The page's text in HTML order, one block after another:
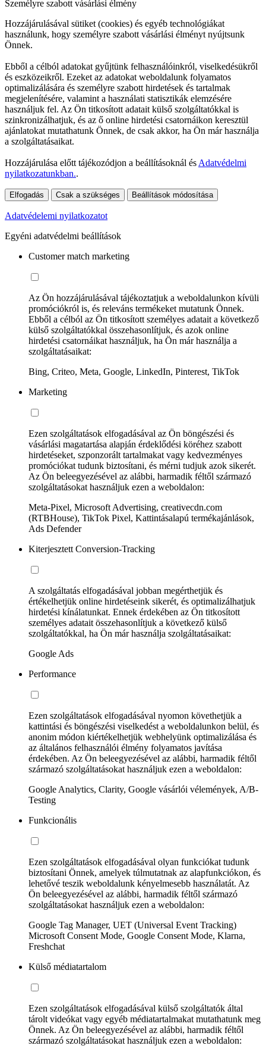
Személyre szabott vásárlási élmény
Hozzájárulásával sütiket (cookies) és egyéb technológiákat
használunk, hogy személyre szabott vásárlási élményt nyújtsunk
Önnek.
Ebből a célból adatokat gyűjtünk felhasználóinkról, viselkedésükről
és eszközeikről. Ezeket az adatokat weboldalunk folyamatos
optimalizálására és személyre szabott hirdetések és tartalmak
megjelenítésére, valamint a használati statisztikák elemzésére
használjuk fel. Az Ön titkosított adatait külső szolgáltatókkal is
szinkronizálhatjuk, és az ő online hirdetési csatornáikon keresztül
ajánlatokat mutathatunk Önnek, de csak akkor, ha Ön már használja
a szolgáltatásaikat.
Hozzájárulása előtt tájékozódjon a beállításoknál ésAdatvédelmi
nyilatkozatunkban..
Elfogadás Csak a szükséges Beállítások módosítása
Adatvédelemi nyilatkozatot
Egyéni adatvédelmi beállítások
Customer match marketing
Az Ön hozzájárulásával tájékoztatjuk a weboldalunkon kívüli
promóciókról is, és releváns termékeket mutatunk Önnek.
Ebből a célból az Ön titkosított személyes adatait a következő
külső szolgáltatókkal összehasonlítjuk, és azok online
hirdetési csatornáikat használjuk, ha Ön már használja a
szolgáltatásaikat:
Bing, Criteo, Meta, Google, LinkedIn, Pinterest, TikTok
Marketing
Ezen szolgáltatások elfogadásával az Ön böngészési és
vásárlási magatartása alapján érdeklődési köréhez szabott
hirdetéseket, szponzorált tartalmakat vagy kedvezményes
promóciókat tudunk biztosítani, és mérni tudjuk azok sikerét.
Az Ön beleegyezésével az alábbi, harmadik féltől származó
szolgáltatásokat használjuk ezen a weboldalon:
Meta-Pixel, Microsoft Advertising, creativecdn.com
(RTBHouse), TikTok Pixel, Kattintásalapú termékajánlások,
Ads Defender
Kiterjesztett Conversion-Tracking
A szolgáltatás elfogadásával jobban megérthetjük és
értékelhetjük online hirdetéseink sikerét, és optimalizálhatjuk
hirdetési kínálatunkat. Ennek érdekében az Ön titkosított
személyes adatait összehasonlítjuk a következő külső
szolgáltatókkal, ha Ön már használja szolgáltatásaikat:
Google Ads
Performance
Ezen szolgáltatások elfogadásával nyomon követhetjük a
kattintási és böngészési viselkedést a weboldalunkon belül, és
anonim módon kiértékelhetjük webhelyünk optimalizálása és
az általános felhasználói élmény folyamatos javítása
érdekében. Az Ön beleegyezésével az alábbi, harmadik féltől
származó szolgáltatásokat használjuk ezen a weboldalon:
Google Analytics, Clarity, Google vásárlói vélemények, A/B-
Testing
Funkcionális
Ezen szolgáltatások elfogadásával olyan funkciókat tudunk
biztosítani Önnek, amelyek túlmutatnak az alapfunkciókon, és
lehetővé teszik weboldalunk kényelmesebb használatát. Az
Ön beleegyezésével az alábbi, harmadik féltől származó
szolgáltatásokat használjuk ezen a weboldalon:
Google Tag Manager, UET (Universal Event Tracking)
Microsoft Consent Mode, Google Consent Mode, Klarna,
Freshchat
Külső médiatartalom
Ezen szolgáltatások elfogadásával külső szolgáltatók által
tárolt videókat vagy egyéb médiatartalmakat mutathatunk meg
Önnek. Az Ön beleegyezésével az alábbi, harmadik féltől
származó szolgáltatásokat használjuk ezen a weboldalon: